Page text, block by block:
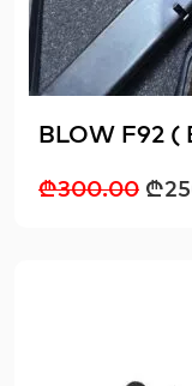
BLOW F92 (
₾300.00 ₾